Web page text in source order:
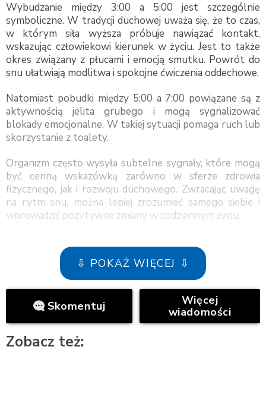
Wybudzanie między 3:00 a 5:00 jest szczególnie
symboliczne. W tradycji duchowej uważa się, że to czas,
w którym siła wyższa próbuje nawiązać kontakt,
wskazując człowiekowi kierunek w życiu. Jest to także
okres związany z płucami i emocją smutku. Powrót do
snu ułatwiają modlitwa i spokojne ćwiczenia oddechowe.
Natomiast pobudki między 5:00 a 7:00 powiązane są z
aktywnością jelita grubego i mogą sygnalizować
blokady emocjonalne. W takiej sytuacji pomaga ruch lub
skorzystanie z toalety.
Organizm często wysyła subtelne sygnały, które mogą
być cenną wskazówką zarówno w sferze zdrowia
fizycznego, jak i rozwoju duchowego. Zwracając uwagę
na rytm snu, można lepiej zrozumieć samego siebie i
wprowadzić pozytywne zmiany w codziennym życiu.
⇩ POKAŻ WIĘCEJ ⇩
Skomentuj
Więcej
wiadomości
Zobacz też: